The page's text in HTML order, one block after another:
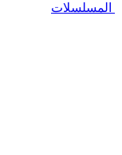
المسلسلات